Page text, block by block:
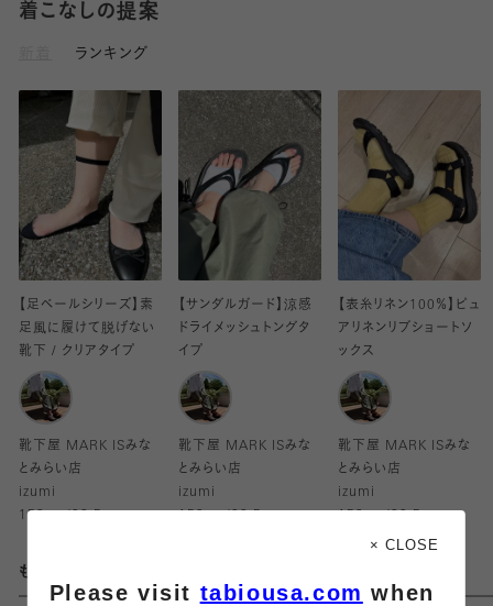
着こなしの提案
ランキング
【足ベールシリーズ】素
足風に履けて脱げない
靴下 / クリアタイプ
靴下屋 MARK ISみな
とみらい店
izumi
153cm/22.5cm
【サンダルガード】涼感
ドライメッシュトングタ
イプ
靴下屋 MARK ISみな
とみらい店
izumi
【表糸リネン100％】ピュ
アリネンリブショートソ
ックス
靴下屋 MARK ISみな
とみらい店
izumi
もっとみる
× CLOSE
Please visit tabiousa.com when